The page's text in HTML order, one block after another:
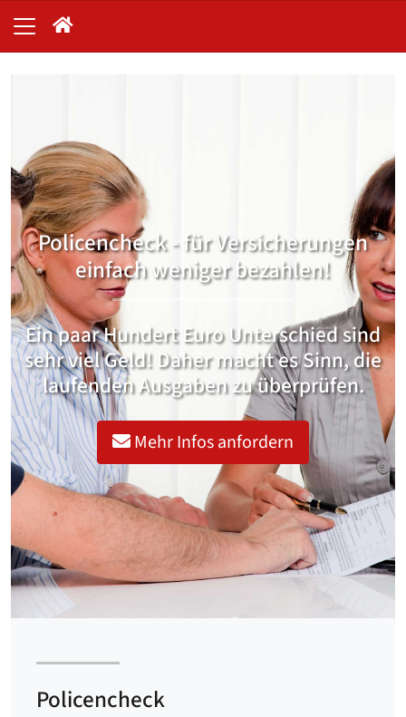
Policencheck - für Versicherungen
einfach weniger bezahlen!
Ein paar Hundert Euro Unterschied sind
sehr viel Geld! Daher macht es Sinn, die
laufenden Ausgaben zu überprüfen.
Mehr Infos anfordern
Policencheck